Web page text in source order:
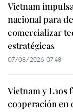
Vietnam
nacional para
comercializar
estratégicas
07/08/2026 07:48
Vietnam y Laos
cooperación en